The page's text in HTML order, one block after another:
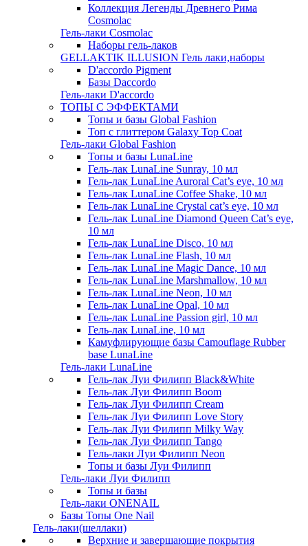
Коллекция Легенды Древнего Рима
Cosmolac
Гель-лаки Cosmolac
Наборы гель-лаков
GELLAKTIK ILLUSION Гель лаки,наборы
D'accordo Pigment
Базы Daccordo
Гель-лаки D'accordo
ТОПЫ С ЭФФЕКТАМИ
Топы и базы Global Fashion
Топ с глиттером Galaxy Top Coat
Гель-лаки Global Fashion
Топы и базы LunaLine
Гель-лак LunaLine Sunray, 10 мл
Гель-лак LunaLine Auroral Cat’s eye, 10 мл
Гель-лак LunaLine Coffee Shake, 10 мл
Гель-лак LunaLine Crystal cat’s eye, 10 мл
Гель-лак LunaLine Diamond Queen Cat’s eye,
10 мл
Гель-лак LunaLine Disco, 10 мл
Гель-лак LunaLine Flash, 10 мл
Гель-лак LunaLine Magic Dance, 10 мл
Гель-лак LunaLine Marshmallow, 10 мл
Гель-лак LunaLine Neon, 10 мл
Гель-лак LunaLine Opal, 10 мл
Гель-лак LunaLine Passion girl, 10 мл
Гель-лак LunaLine, 10 мл
Камуфлирующие базы Camouflage Rubber
base LunaLine
Гель-лаки LunaLine
Гель-лак Луи Филипп Black&White
Гель-лак Луи Филипп Boom
Гель-лак Луи Филипп Cream
Гель-лак Луи Филипп Love Story
Гель-лак Луи Филипп Milky Way
Гель-лак Луи Филипп Tango
Гель-лаки Луи Филипп Neon
Топы и базы Луи Филипп
Гель-лаки Луи Филипп
Топы и базы
Гель-лаки ONENAIL
Базы Топы One Nail
Гель-лаки(шеллаки)
Верхние и завершающие покрытия